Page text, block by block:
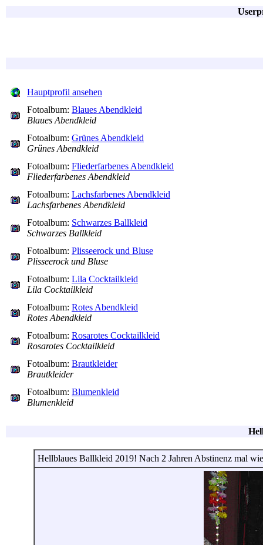
Hauptprofil ansehen
Fotoalbum: Blaues Abendkleid
Blaues Abendkleid
Fotoalbum: Grünes Abendkleid
Grünes Abendkleid
Fotoalbum: Fliederfarbenes Abendkleid
Fliederfarbenes Abendkleid
Fotoalbum: Lachsfarbenes Abendkleid
Lachsfarbenes Abendkleid
Fotoalbum: Schwarzes Ballkleid
Schwarzes Ballkleid
Fotoalbum: Plisseerock und Bluse
Plisseerock und Bluse
Fotoalbum: Lila Cocktailkleid
Lila Cocktailkleid
Fotoalbum: Rotes Abendkleid
Rotes Abendkleid
Fotoalbum: Rosarotes Cocktailkleid
Rosarotes Cocktailkleid
Fotoalbum: Brautkleider
Brautkleider
Fotoalbum: Blumenkleid
Blumenkleid
Hellblaues Ballkleid 2019! Nach 2 Jahren Abstinenz mal